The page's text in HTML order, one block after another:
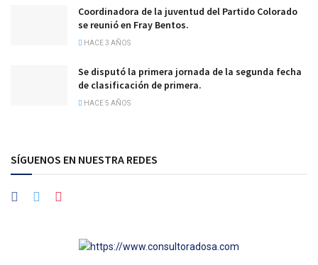
Coordinadora de la juventud del Partido Colorado
se reunió en Fray Bentos.
HACE 3 AÑOS
Se disputó la primera jornada de la segunda fecha
de clasificación de primera.
HACE 5 AÑOS
SÍGUENOS EN NUESTRA REDES